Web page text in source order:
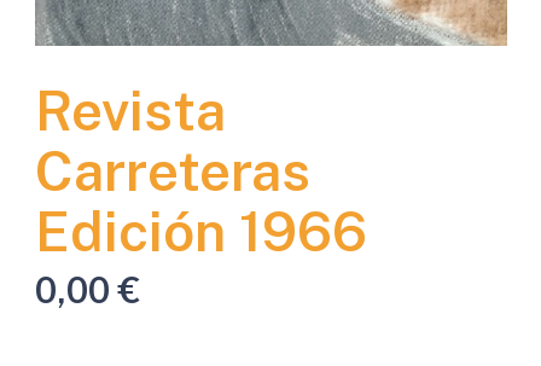
Revista
Carreteras
Edición 1966
0,00€